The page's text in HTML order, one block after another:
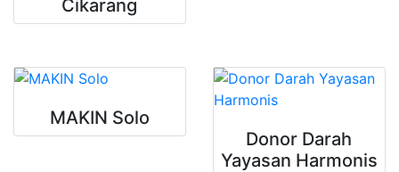
Cikarang
MAKIN Solo
Donor Darah
Yayasan Harmonis